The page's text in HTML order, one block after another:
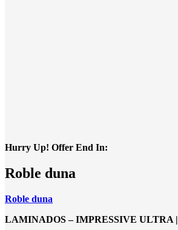
Hurry Up! Offer End In:
Roble duna
Roble duna
LAMINADOS – IMPRESSIVE ULTRA |